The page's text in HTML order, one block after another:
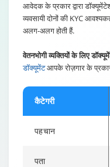
आवेदक के प्रकार द्वारा
व्यवसायी दोनों की KYC
अलग-अलग होती हैं.
वेतनभोगी व्यक्तियों के लिए
डॉक्यूमेंटआपके रोज़गार के
कैटेगरी
पहचान
पता